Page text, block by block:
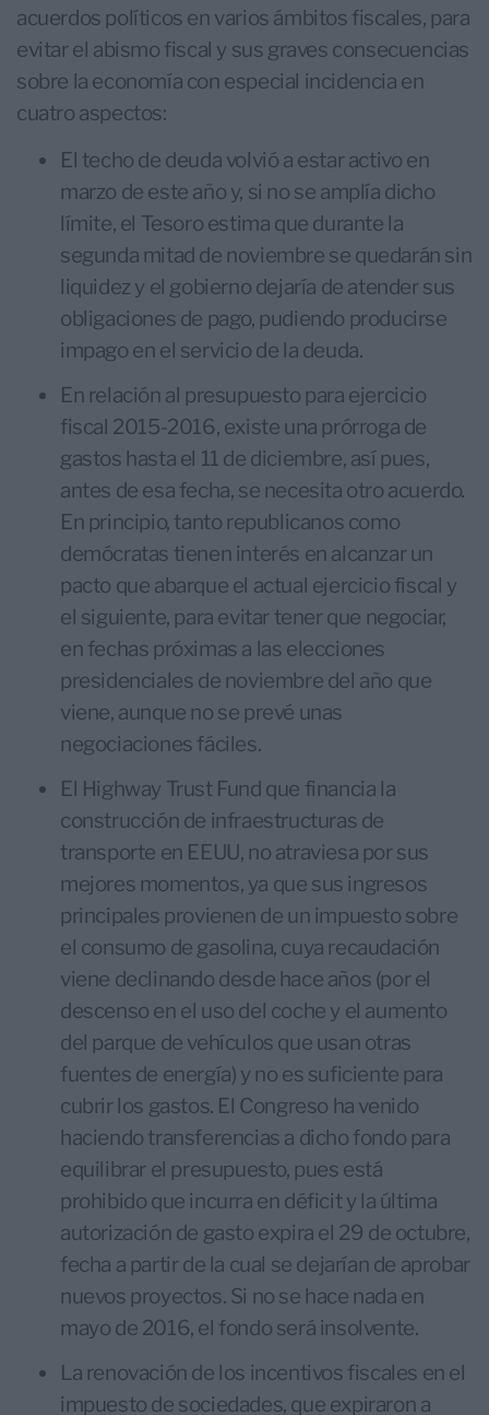
acuerdos políticos en varios ámbitos fiscales, para
evitar el abismo fiscal y sus graves consecuencias
sobre la economía con especial incidencia en
cuatro aspectos:
El techo de deuda volvió a estar activo en
marzo de este año y, si no se amplía dicho
límite, el Tesoro estima que durante la
segunda mitad de noviembre se quedarán sin
liquidez y el gobierno dejaría de atender sus
obligaciones de pago, pudiendo producirse
impago en el servicio de la deuda.
En relación al presupuesto para ejercicio
fiscal 2015-2016, existe una prórroga de
gastos hasta el 11 de diciembre, así pues,
antes de esa fecha, se necesita otro acuerdo.
En principio, tanto republicanos como
demócratas tienen interés en alcanzar un
pacto que abarque el actual ejercicio fiscal y
el siguiente, para evitar tener que negociar,
en fechas próximas a las elecciones
presidenciales de noviembre del año que
viene, aunque no se prevé unas
negociaciones fáciles.
El Highway Trust Fund que financia la
construcción de infraestructuras de
transporte en EEUU, no atraviesa por sus
mejores momentos, ya que sus ingresos
principales provienen de un impuesto sobre
el consumo de gasolina, cuya recaudación
viene declinando desde hace años (por el
descenso en el uso del coche y el aumento
del parque de vehículos que usan otras
fuentes de energía) y no es suficiente para
cubrir los gastos. El Congreso ha venido
haciendo transferencias a dicho fondo para
equilibrar el presupuesto, pues está
prohibido que incurra en déficit y la última
autorización de gasto expira el 29 de octubre,
fecha a partir de la cual se dejarían de aprobar
nuevos proyectos. Si no se hace nada en
mayo de 2016, el fondo será insolvente.
La renovación de los incentivos fiscales en el
impuesto de sociedades, que expiraron a